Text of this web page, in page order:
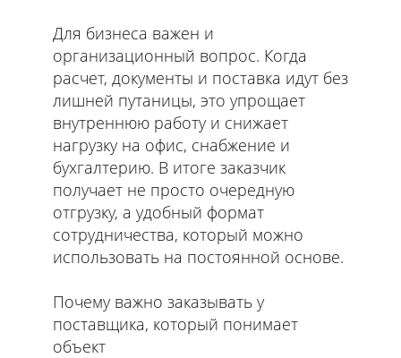
Для бизнеса важен и
организационный вопрос. Когда
расчет, документы и поставка идут без
лишней путаницы, это упрощает
внутреннюю работу и снижает
нагрузку на офис, снабжение и
бухгалтерию. В итоге заказчик
получает не просто очередную
отгрузку, а удобный формат
сотрудничества, который можно
использовать на постоянной основе.
Почему важно заказывать у
поставщика, который понимает
объект